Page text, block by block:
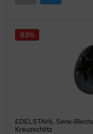
EDELSTAHL Senk-
Kreuzschlitz
63%